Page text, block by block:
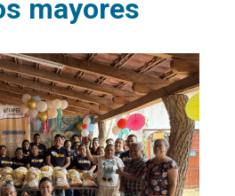
mayores